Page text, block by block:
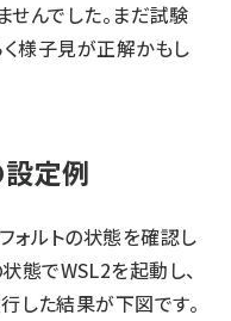
んでした。まだ試験
く様子見が正解かもし
定例
ォルトの状態を確認し
態でWSL2を起動し、
行した結果が下図です。